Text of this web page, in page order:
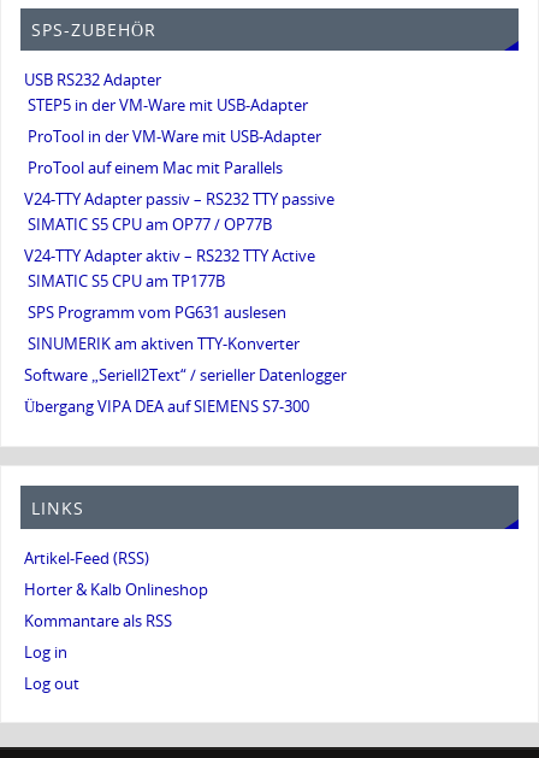
SPS-ZUBEHÖR
USB RS232 Adapter
STEP5 in der VM-Ware mit USB-Adapter
ProTool in der VM-Ware mit USB-Adapter
ProTool auf einem Mac mit Parallels
V24-TTY Adapter passiv – RS232 TTY passive
SIMATIC S5 CPU am OP77 / OP77B
V24-TTY Adapter aktiv – RS232 TTY Active
SIMATIC S5 CPU am TP177B
SPS Programm vom PG631 auslesen
SINUMERIK am aktiven TTY-Konverter
Software „Seriell2Text“ / serieller Datenlogger
Übergang VIPA DEA auf SIEMENS S7-300
LINKS
Artikel-Feed (RSS)
Horter & Kalb Onlineshop
Kommantare als RSS
Log in
Log out